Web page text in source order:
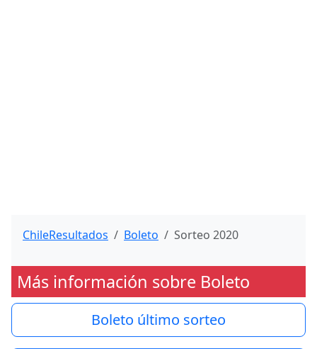
ChileResultados Boleto Sorteo 2020
Más información sobre Boleto
Boleto último sorteo